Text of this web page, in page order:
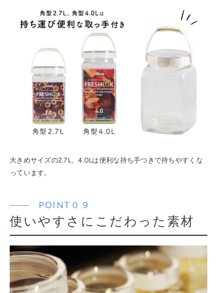
大きめサイズの2.7L、4.0Lは便利な持ち手つきで持ちやすくな
っています。
POINT０９
使いやすさにこだわった素材